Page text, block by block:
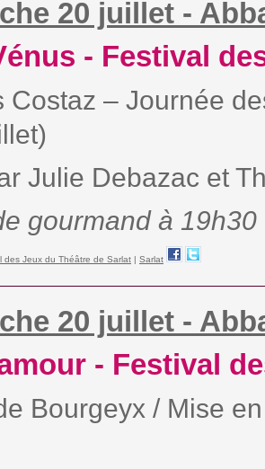
20 juillet -
- Festival
Costaz – Journée
Julie Debazac et
gourmand à
des Jeux du Théâtre de Sarlat | Sarlat
20 juillet -
- Festival
Bourgeyx / Mise